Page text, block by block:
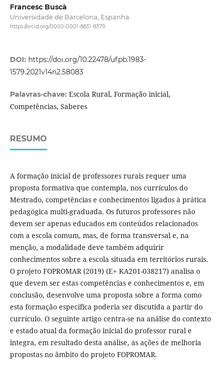
Francesc Buscà
Universidade de Barcelona, Espanha.
https://orcid.org/0000-0001-8831-8379
DOI: https://doi.org/10.22478/ufpb.1983-
1579.2021v14n2.58083
Palavras-chave: Escola Rural, Formação inicial,
Competências, Saberes
RESUMO
A formação inicial de professores rurais requer uma
proposta formativa que contempla, nos currículos do
Mestrado, competências e conhecimentos ligados à prática
pedagógica multi-graduada. Os futuros professores não
devem ser apenas educados em conteúdos relacionados
com a escola comum, mas, de forma transversal e, na
menção, a modalidade deve também adquirir
conhecimentos sobre a escola situada em territórios rurais.
O projeto FOPROMAR (2019) (E+ KA201-038217) analisa o
que devem ser estas competências e conhecimentos e, em
conclusão, desenvolve uma proposta sobre a forma como
esta formação específica poderia ser discutida a partir do
currículo. O seguinte artigo centra-se na análise do contexto
e estado atual da formação inicial do professor rural e
integra, em resultado desta análise, as ações de melhoria
propostas no âmbito do projeto FOPROMAR.